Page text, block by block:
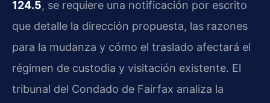
124.5, se requiere una notificación por escrito
que detalle la dirección propuesta, las razones
para la mudanza y cómo el traslado afectará el
régimen de custodia y visitación existente. El
tribunal del Condado de Fairfax analiza la